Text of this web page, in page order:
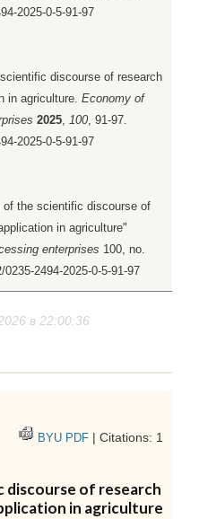
2025-0-5-91-97
discourse of research
in agriculture. Economy of
2025, 100, 91-97.
2025-0-5-91-97
the scientific discourse of
in agriculture"
enterprises 100, no.
2494-2025-0-5-91-97
в 22:00:36
BYU PDF | Citations: 1
discourse of research
in agriculture